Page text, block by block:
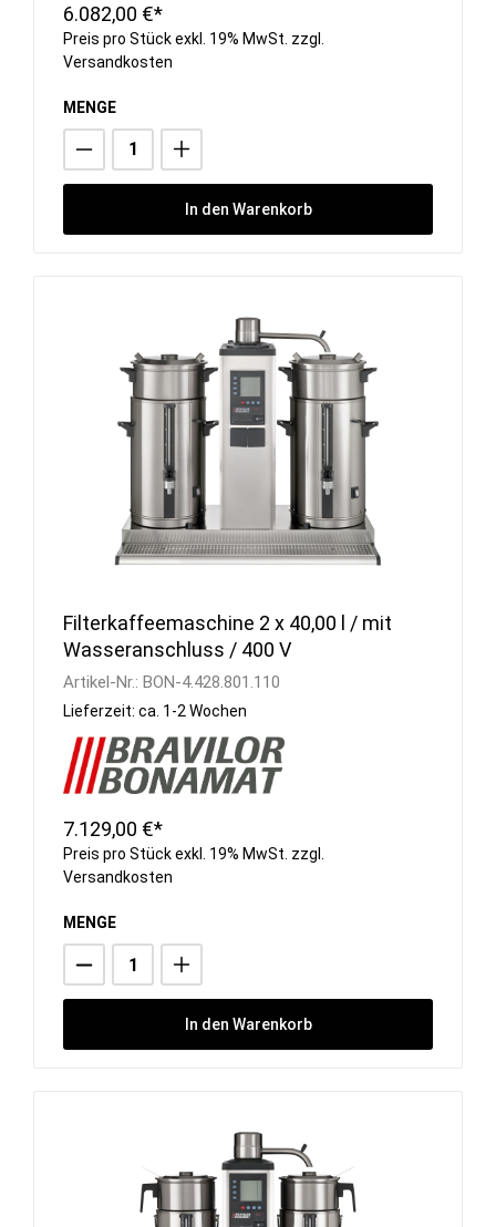
6.082,00 €*
Preis pro Stück exkl. 19% MwSt. zzgl.
Versandkosten
MENGE
In den Warenkorb
Filterkaffeemaschine 2 x 40,00 l / mit
Wasseranschluss / 400 V
Artikel-Nr.: BON-4.428.801.110
Lieferzeit: ca. 1-2 Wochen
7.129,00 €*
Preis pro Stück exkl. 19% MwSt. zzgl.
Versandkosten
MENGE
In den Warenkorb